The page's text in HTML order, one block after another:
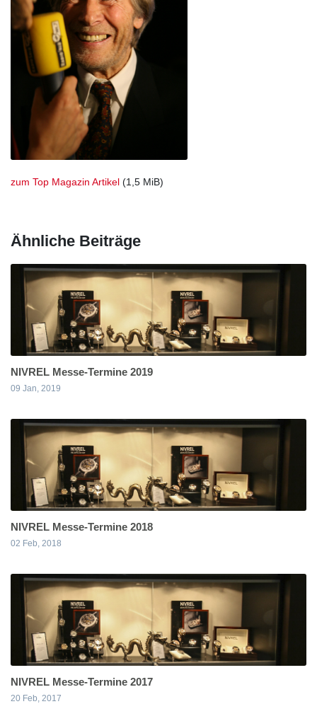
zum Top Magazin Artikel (1,5 MiB)
Ähnliche Beiträge
NIVREL Messe-Termine 2019
09 Jan, 2019
NIVREL Messe-Termine 2018
02 Feb, 2018
NIVREL Messe-Termine 2017
20 Feb, 2017